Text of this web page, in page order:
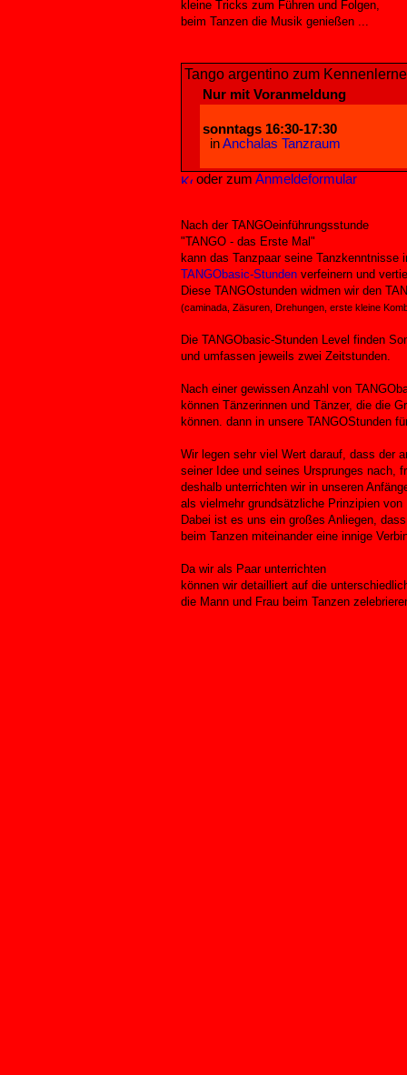
kleine Tricks zum Führen und Folgen,
beim Tanzen die Musik genießen ...
Tango argentino zum
Nur mit Voranmeldung
sonntags 16:30-17:30
inAnchalas Tanzraum
oder zum Anmeldeformular
Nach der TANGOeinführungsstunde
"TANGO - das Erste Mal"
kann das Tanzpaar seine Tanzkenntnisse
TANGObasic-Stunden verfeinern und
Diese TANGOstunden widmen wir den
(caminada, Zäsuren, Drehungen, erste kleine
Die TANGObasic-Stunden Level finden
und umfassen jeweils zwei Zeitstunden.
Nach einer gewissen Anzahl von
können Tänzerinnen und Tänzer, die die
können. dann in unsere TANGOStunden
Wir legen sehr viel Wert darauf, dass der
seiner Idee und seines Ursprunges nach,
deshalb unterrichten wir in unseren
als vielmehr grundsätzliche Prinzipien von
Dabei ist es uns ein großes Anliegen,
beim Tanzen miteinander eine innige
Da wir als Paar unterrichten
können wir detailliert auf die
die Mann und Frau beim Tanzen